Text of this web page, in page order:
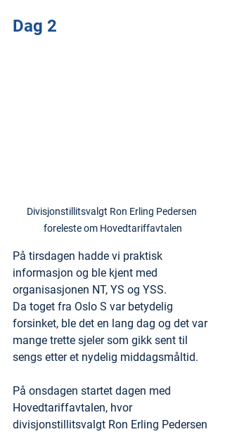
Dag 2
Divisjonstillitsvalgt Ron Erling Pedersen
foreleste om Hovedtariffavtalen
På tirsdagen hadde vi praktisk
informasjon og ble kjent med
organisasjonen NT, YS og YSS.
Da toget fra Oslo S var betydelig
forsinket, ble det en lang dag og det var
mange trette sjeler som gikk sent til
sengs etter et nydelig middagsmåltid.
På onsdagen startet dagen med
Hovedtariffavtalen, hvor
divisjonstillitsvalgt Ron Erling Pedersen